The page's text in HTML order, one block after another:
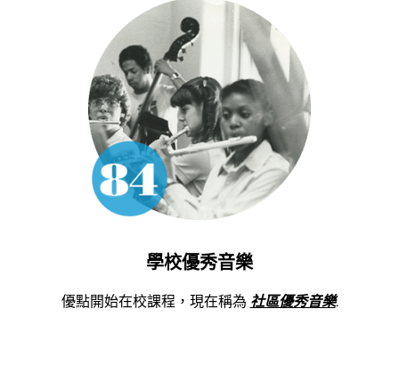
學校優秀音樂
優點開始在校課程，現在稱為 社區優秀音樂.